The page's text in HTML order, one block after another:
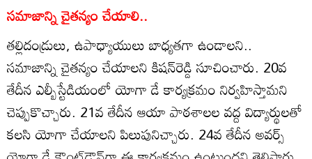
సమాజాన్ని చైతన్యం చేయాలి..
తల్లిదండ్రులు, ఉపాధ్యాయులు బాధ్యతగా ఉండాలని..
సమాజాన్ని చైతన్యం చేయాలని కిషన్‌రెడ్డి సూచించారు. 20వ
తేదీన ఎల్బీస్టేడియంలో యోగా డే కార్యక్రమం నిర్వహిస్తామని
చెప్పుకొచ్చారు. 21వ తేదీన ఆయా పాఠశాలల వద్ద విద్యార్థులతో
కలసి యోగా చేయాలని పిలుపునిచ్చారు. 24వ తేదీన అవర్స్